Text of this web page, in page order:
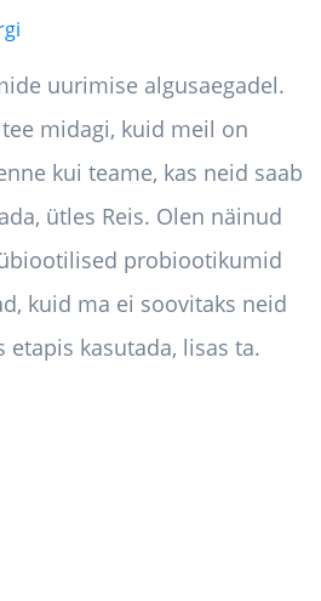
uurimise algusaegadel.
midagi, kuid meil on
kui teame, kas neid saab
ütles Reis. Olen näinud
probiootikumid
kuid ma ei soovitaks neid
etapis kasutada, lisas ta.